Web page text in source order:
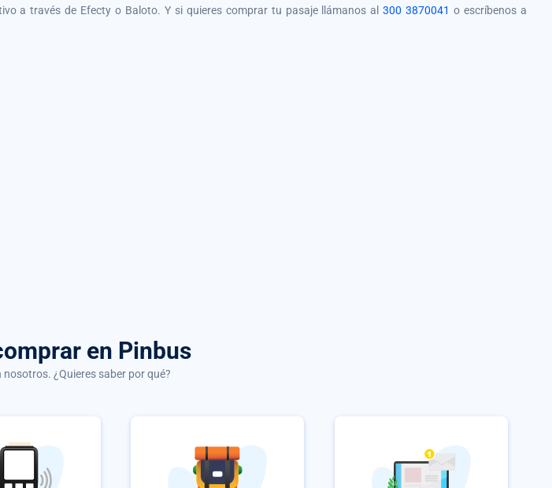
a través de Efecty o Baloto. Y si quieres comprar tu pasaje llámanos al300 3870041 o escríbenos a
en Pinbus
¿Quieres saber por qué?